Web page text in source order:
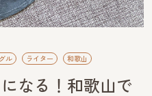
ル ライター 和歌山
なる！和歌山で